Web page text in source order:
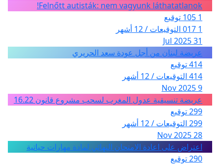
Felnőtt autisták: nem vagyunk láthatatlanok!
1 105 توقيع
1 017 التوقيعات / 12 أشهر
31 Jul 2025
عريضة لبنان من أجل عودة سعد الحريري
414 توقيع
414 التوقيعات / 12 أشهر
9 Nov 2025
عريضة تنسيقية عدول المغرب لسحب مشروع قانون 16.22
299 توقيع
299 التوقيعات / 12 أشهر
28 Nov 2025
اعتراض على اعادة الامتحان النهائي لمادة مهارات حياتية
290 توقيع